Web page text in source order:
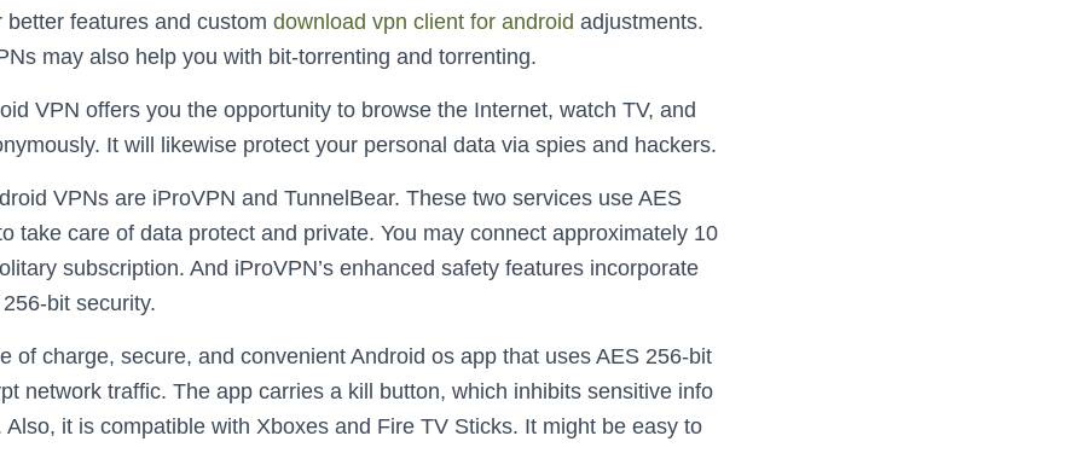
features and custom download vpn client for android adjustments.
may also help you with bit-torrenting and torrenting.
VPN offers you the opportunity to browse the Internet, watch TV, and
It will likewise protect your personal data via spies and hackers.
VPNs are iProVPN and TunnelBear. These two services use AES
take care of data protect and private. You may connect approximately 10
subscription. And iProVPN’s enhanced safety features incorporate
bit security.
of charge, secure, and convenient Android os app that uses AES 256-bit
network traffic. The app carries a kill button, which inhibits sensitive info
it is compatible with Xboxes and Fire TV Sticks. It might be easy to